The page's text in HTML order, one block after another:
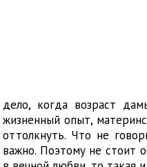
дело, когда возраст
жизненный опыт,
оттолкнуть. Что не
важно. Поэтому не стоит